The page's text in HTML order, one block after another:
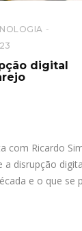
digital
com Ricardo
a disrupção
e o que se